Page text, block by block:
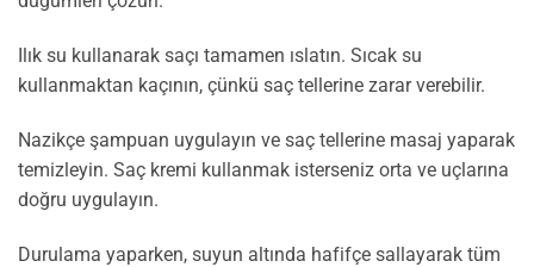
Ilık su kullanarak saçı tamamen ıslatın. Sıcak su
kullanmaktan kaçının, çünkü saç tellerine zarar verebilir.
Nazikçe şampuan uygulayın ve saç tellerine masaj yaparak
temizleyin. Saç kremi kullanmak isterseniz orta ve uçlarına
doğru uygulayın.
Durulama yaparken, suyun altında hafifçe sallayarak tüm